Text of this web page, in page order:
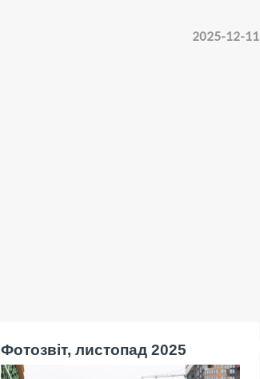
2025-12-11
Фотозвіт, листопад 2025